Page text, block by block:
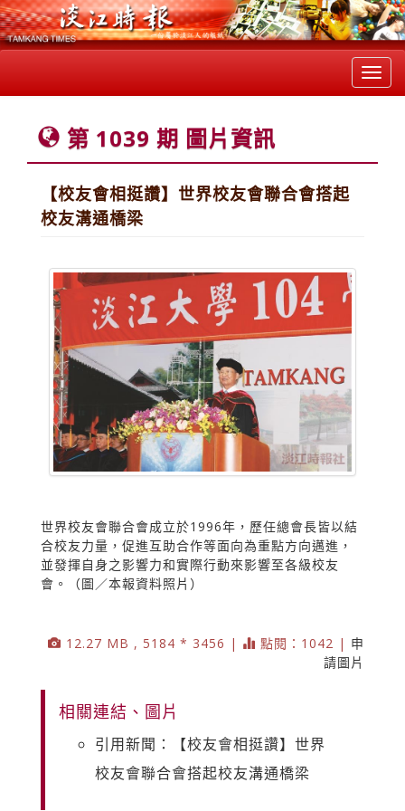
第 1039 期 圖片資訊
【校友會相挺讚】世界校友會聯合會搭起
校友溝通橋梁
世界校友會聯合會成立於1996年，歷任總會長皆以結
合校友力量，促進互助合作等面向為重點方向邁進，
並發揮自身之影響力和實際行動來影響至各級校友
會。（圖／本報資料照片）
12.27 MB , 5184 * 3456 | 點閱：1042 | 申
請圖片
相關連結、圖片
引用新聞：【校友會相挺讚】世界
校友會聯合會搭起校友溝通橋梁